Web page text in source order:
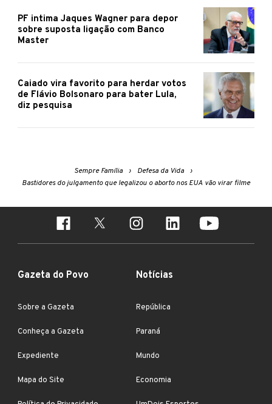
PF intima Jaques Wagner para depor
sobre suposta ligação com Banco
Master
Caiado vira favorito para herdar votos
de Flávio Bolsonaro para bater Lula,
diz pesquisa
Sempre Família
Defesa da Vida
Bastidores do julgamento que legalizou o aborto nos EUA vão virar filme
Gazeta do Povo
Sobre a Gazeta
Conheça a Gazeta
Expediente
Mapa do Site
Notícias
República
Paraná
Mundo
Economia